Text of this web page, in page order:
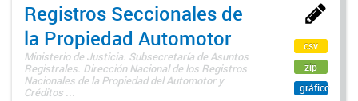
Registros Seccionales de
la Propiedad Automotor
Ministerio de Justicia. Subsecretaría de Asuntos
Registrales. Dirección Nacional de los Registros
Nacionales de la Propiedad del Automotor y
Créditos ...
csv
zip
gráfico